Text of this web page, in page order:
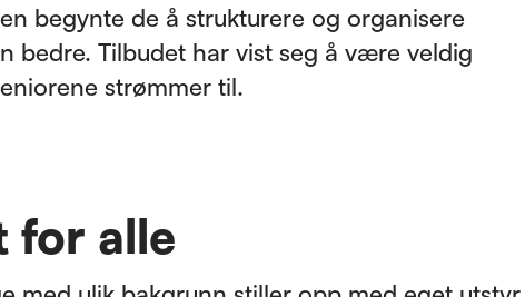
begynte de å strukturere og organisere
bedre. Tilbudet har vist seg å være veldig
strømmer til.
for alle